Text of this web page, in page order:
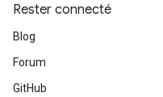
Rester connecté
Blog
Forum
GitHub